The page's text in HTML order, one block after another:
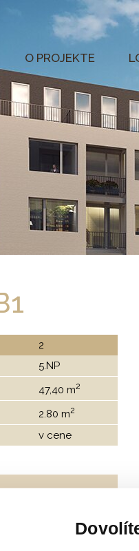
O PROJEKTE
2
5.NP
47,40 m2
2.80 m2
v cene